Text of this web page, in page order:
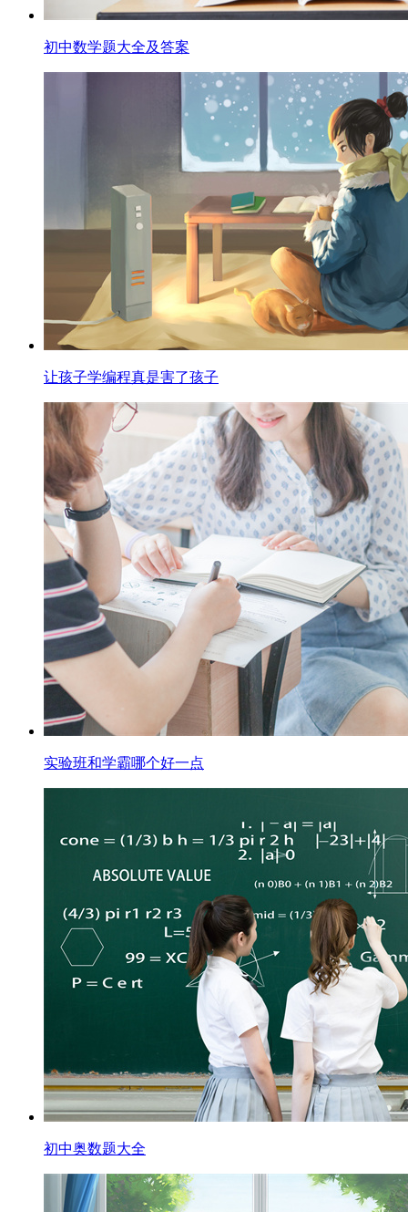
初中数学题大全及答案
让孩子学编程真是害了孩子
实验班和学霸哪个好一点
初中奥数题大全